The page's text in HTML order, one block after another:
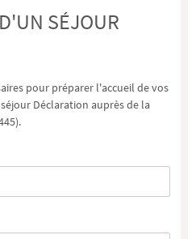
SÉJOUR
pour préparer l'accueil de vos
Déclaration auprès de la